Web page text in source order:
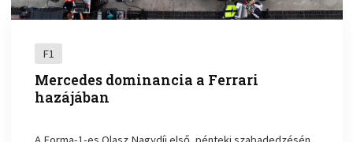
F1
Mercedes dominancia a Ferrari
hazájában